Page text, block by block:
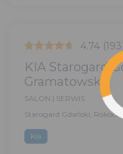
4.74
KIA Starogard
Gramatowski
SALON | SERWIS
Starogard Gdański,
Kia